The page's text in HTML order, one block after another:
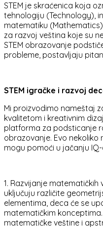
STEM je skraćenica koja
tehnologiju (Technology),
matematiku
za razvoj veština koje su
STEM obrazovanje
probleme, postavljaju
STEM igračke i razvoj
Mi proizvodimo nameštaj
kvalitetom i kreativnim
platforma za podsticanje
obrazovanje. Evo nekoliko
mogu pomoći u jačanju
1. Razvijanje matematičkih
uključuju različite
elementima, deca će se
matematičkim
matematičke veštine i